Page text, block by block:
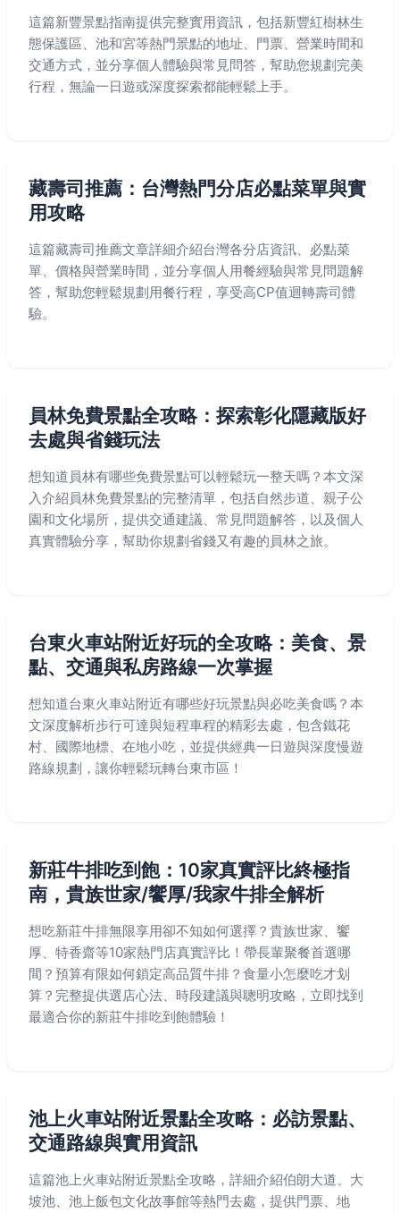
這篇新豐景點指南提供完整實用資訊，包括新豐紅樹林生
態保護區、池和宮等熱門景點的地址、門票、營業時間和
交通方式，並分享個人體驗與常見問答，幫助您規劃完美
行程，無論一日遊或深度探索都能輕鬆上手。
藏壽司推薦：台灣熱門分店必點菜單與實
用攻略
這篇藏壽司推薦文章詳細介紹台灣各分店資訊、必點菜
單、價格與營業時間，並分享個人用餐經驗與常見問題解
答，幫助您輕鬆規劃用餐行程，享受高CP值迴轉壽司體
驗。
員林免費景點全攻略：探索彰化隱藏版好
去處與省錢玩法
想知道員林有哪些免費景點可以輕鬆玩一整天嗎？本文深
入介紹員林免費景點的完整清單，包括自然步道、親子公
園和文化場所，提供交通建議、常見問題解答，以及個人
真實體驗分享，幫助你規劃省錢又有趣的員林之旅。
台東火車站附近好玩的全攻略：美食、景
點、交通與私房路線一次掌握
想知道台東火車站附近有哪些好玩景點與必吃美食嗎？本
文深度解析步行可達與短程車程的精彩去處，包含鐵花
村、國際地標、在地小吃，並提供經典一日遊與深度慢遊
路線規劃，讓你輕鬆玩轉台東市區！
新莊牛排吃到飽：10家真實評比終極指
南，貴族世家/饗厚/我家牛排全解析
想吃新莊牛排無限享用卻不知如何選擇？貴族世家、饗
厚、特香齋等10家熱門店真實評比！帶長輩聚餐首選哪
間？預算有限如何鎖定高品質牛排？食量小怎麼吃才划
算？完整提供選店心法、時段建議與聰明攻略，立即找到
最適合你的新莊牛排吃到飽體驗！
池上火車站附近景點全攻略：必訪景點、
交通路線與實用資訊
這篇池上火車站附近景點全攻略，詳細介紹伯朗大道、大
坡池、池上飯包文化故事館等熱門去處，提供門票、地